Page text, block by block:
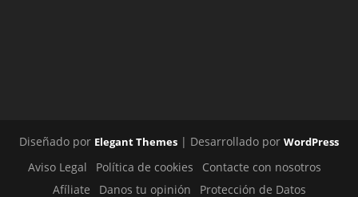
Diseñado por Elegant Themes | Desarrollado por WordPress
Aviso Legal Política de cookies
Contacte con nosotros
Afíliate
Danos tu opinión Protección de Datos